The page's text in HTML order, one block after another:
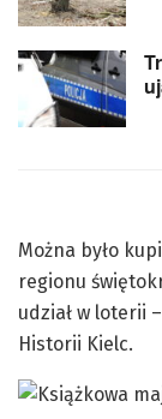
Można było
regionu
udział w loterii
Historii Kielc.